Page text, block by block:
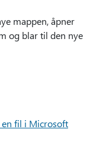
mappen, åpner
og blar til den nye
fil i Microsoft